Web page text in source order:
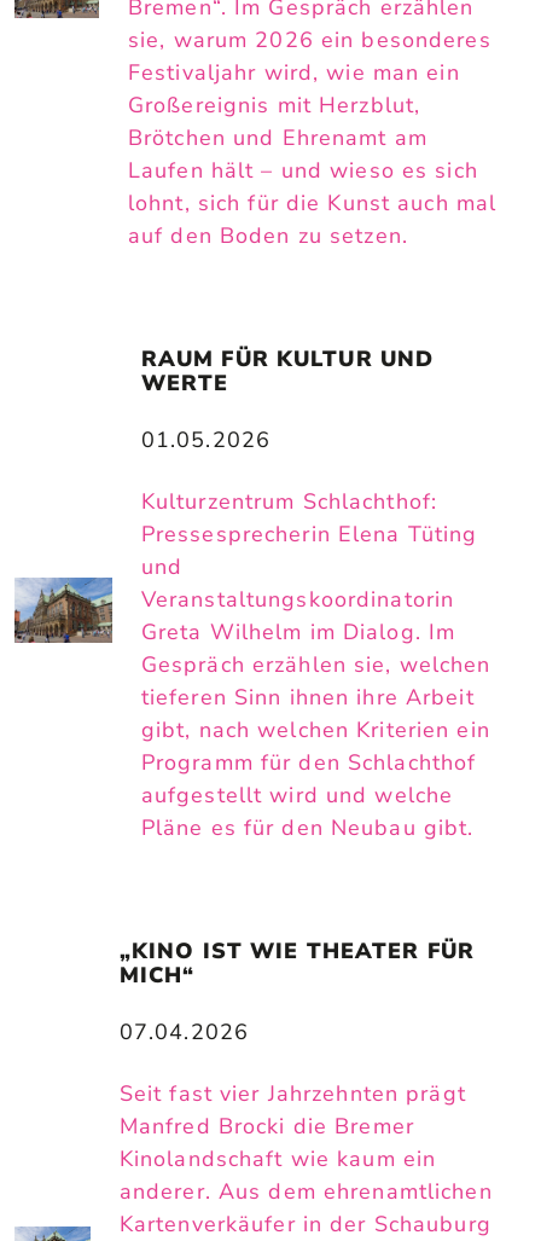
Bremen“. Im Gespräch erzählen
sie, warum 2026 ein besonderes
Festivaljahr wird, wie man ein
Großereignis mit Herzblut,
Brötchen und Ehrenamt am
Laufen hält – und wieso es sich
lohnt, sich für die Kunst auch mal
auf den Boden zu setzen.
RAUM FÜR KULTUR UND
WERTE
01.05.2026
Kulturzentrum Schlachthof:
Pressesprecherin Elena Tüting
und
Veranstaltungskoordinatorin
Greta Wilhelm im Dialog. Im
Gespräch erzählen sie, welchen
tieferen Sinn ihnen ihre Arbeit
gibt, nach welchen Kriterien ein
Programm für den Schlachthof
aufgestellt wird und welche
Pläne es für den Neubau gibt.
„KINO IST WIE THEATER FÜR
MICH“
07.04.2026
Seit fast vier Jahrzehnten prägt
Manfred Brocki die Bremer
Kinolandschaft wie kaum ein
anderer. Aus dem ehrenamtlichen
Kartenverkäufer in der Schauburg